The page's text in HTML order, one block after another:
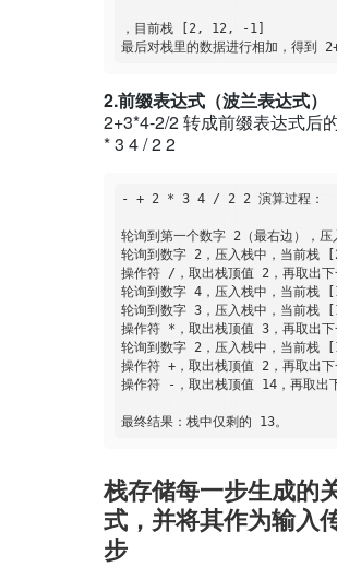
，目前栈 [2, 12, -1]
2.前缀表达式（波兰表达式）
2+3*4-2/2 转成前缀表达式后
* 3 4 / 2 2
- + 2 * 3 4 / 2 2 演算过程：
轮询到第一个数字 2（最右边），
轮询到数字 2，压入栈中，当前栈
操作符 /，取出栈顶值 2，再取出
轮询到数字 4，压入栈中，当前栈
轮询到数字 3，压入栈中，当前
操作符 *，取出栈顶值 3，再取
轮询到数字 2，压入栈中，当前
操作符 +，取出栈顶值 2，再取
操作符 -，取出栈顶值 14，再取
栈存储每一步生成的
式，并将其作为输入
步